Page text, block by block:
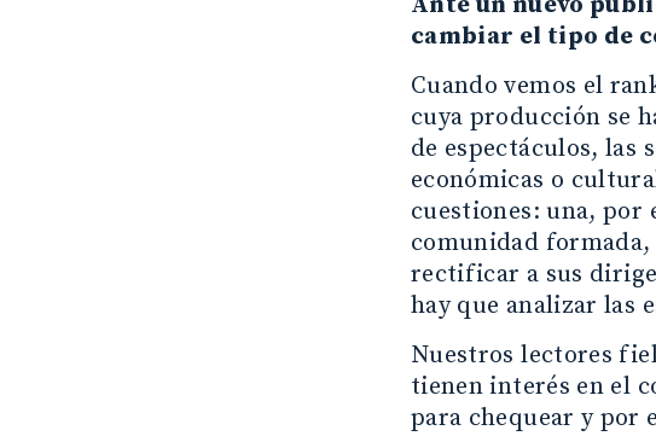
cambiar el tipo de
Cuando vemos el
cuya producción se
de espectáculos, las
económicas o
cuestiones: una, por
comunidad
rectificar a sus
hay que analizar las
Nuestros lectores
tienen interés en el
para chequear y por